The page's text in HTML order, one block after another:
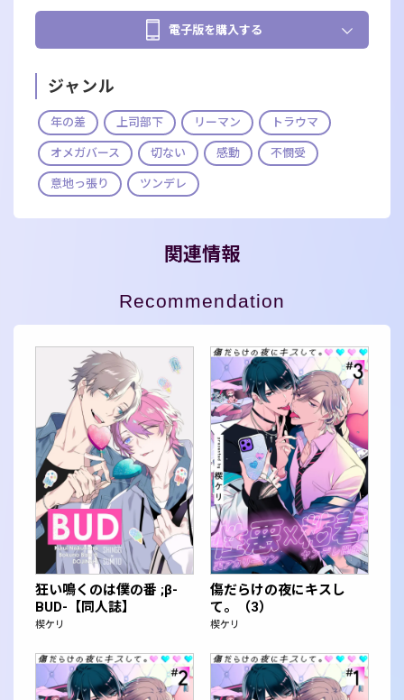
電子版を購入する
ジャンル
年の差 上司部下 リーマン トラウマ
オメガバース 切ない 感動 不憫受
意地っ張り ツンデレ
関連情報
Recommendation
狂い鳴くのは僕の番 ;β-
BUD-【同人誌】
楔ケリ
傷だらけの夜にキスし
て。（3）
楔ケリ